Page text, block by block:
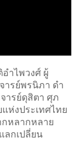
ำไพวงศ์ ผู้
จารย์พรนิภา ดำ
ารย์ดุสิตา ศุภ
ห่งประเทศไทย
หลากหลาย
ลกเปลี่ยน